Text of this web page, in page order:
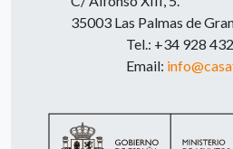
35003 Las Palmas de
Tel.: +34 928
Email: